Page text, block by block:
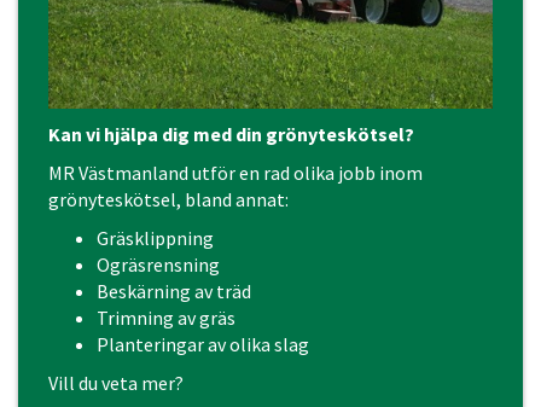
Kan vi hjälpa dig med din grönyteskötsel?
MR Västmanland utför en rad olika jobb inom
grönyteskötsel, bland annat:
Gräsklippning
Ogräsrensning
Beskärning av träd
Trimning av gräs
Planteringar av olika slag
Vill du veta mer?